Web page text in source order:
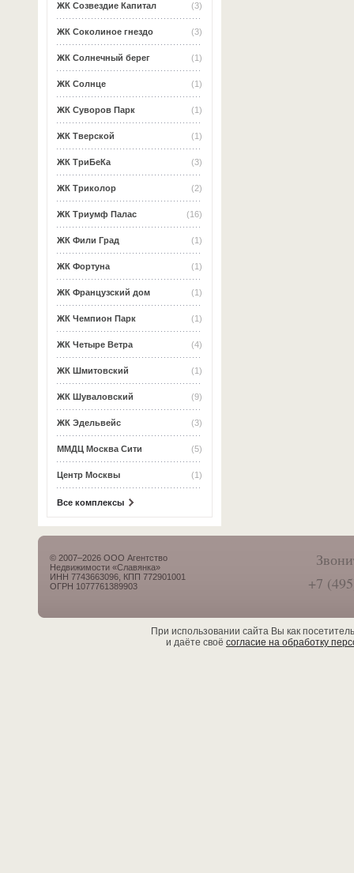
(3)
ЖК Созвездие Капитал
(3)
ЖК Соколиное гнездо
(1)
ЖК Солнечный берег
(1)
ЖК Солнце
(1)
ЖК Суворов Парк
(1)
ЖК Тверской
(3)
ЖК ТриБеКа
(2)
ЖК Триколор
(16)
ЖК Триумф Палас
(1)
ЖК Фили Град
(1)
ЖК Фортуна
(1)
ЖК Французский дом
(1)
ЖК Чемпион Парк
(4)
ЖК Четыре Ветра
(1)
ЖК Шмитовский
(9)
ЖК Шуваловский
(3)
ЖК Эдельвейс
(5)
ММДЦ Москва Сити
(1)
Центр Москвы
Все комплексы
© 2007–2026 ООО Агентство
Недвижимости «Славянка»
ИНН 7743663096, КПП 772901001
ОГРН 1077761389903
+7
При использовании сайта Вы как
и даёте своё согласие на обработку